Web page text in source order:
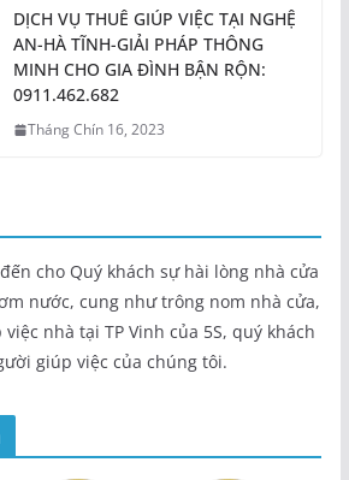
DỊCH VỤ THUÊ GIÚP VIỆC TẠI NGHỆ
AN-HÀ TĨNH-GIẢI PHÁP THÔNG
MINH CHO GIA ĐÌNH BẬN RỘN:
0911.462.682
Tháng Chín 16, 2023
cho Quý khách sự hài lòng nhà cửa
nước, cung như trông nom nhà cửa,
nhà tại TP Vinh của 5S, quý khách
giúp việc của chúng tôi.